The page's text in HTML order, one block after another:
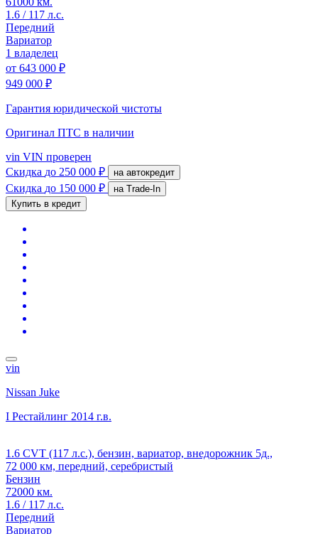
1.6 / 117 л.с.
Передний
Вариатор
1 владелец
от 643 000 ₽
949 000 ₽
Гарантия юридической чистоты
Оригинал ПТС в наличии
vin VIN проверен
Скидка до 250 000 ₽ на автокредит
Скидка до 150 000 ₽
на Trade-In
Купить в кредит
vin
Nissan Juke
I Рестайлинг 2014 г.в.
1.6 CVT (117 л.с.), бензин, вариатор, внедорожник 5д.,
72 000 км, передний, серебристый
Бензин
72000 км.
1.6 / 117 л.с.
Передний
Вариатор